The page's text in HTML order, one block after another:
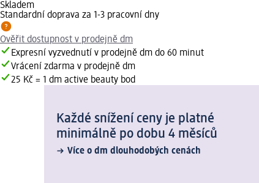
Skladem
Standardní doprava za 1-3 pracovní dny
Ověřit dostupnost v prodejně dm
Expresní vyzvednutí v prodejně dm do 60 minut
Vrácení zdarma v prodejně dm
25 Kč = 1 dm active beauty bod
Každé snížení ceny je platné
minimálně po dobu 4 měsíců
Více o dm dlouhodobých cenách